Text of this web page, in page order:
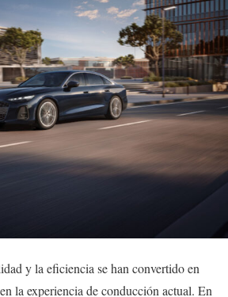
y la eficiencia se han convertido en
la experiencia de conducción actual. En